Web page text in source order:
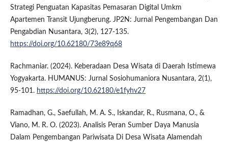
Strategi Penguatan Kapasitas Pemasaran Digital Umkm
Apartemen Transit Ujungberung. JP2N: Jurnal Pengembangan Dan
Pengabdian Nusantara, 3(2), 127-135.
https://doi.org/10.62180/73e89q68
Rachmaniar. (2024). Keberadaan Desa Wisata di Daerah Istimewa
Yogyakarta. HUMANUS: Jurnal Sosiohumaniora Nusantara, 2(1),
95-101. https://doi.org/10.62180/e1fyhv27
Ramadhan, G., Saefullah, M. A. S., Iskandar, R., Rusmana, O., &
Viano, M. R. O. (2023). Analisis Peran Sumber Daya Manusia
Dalam Pengembangan Pariwisata Di Desa Wisata Alamendah